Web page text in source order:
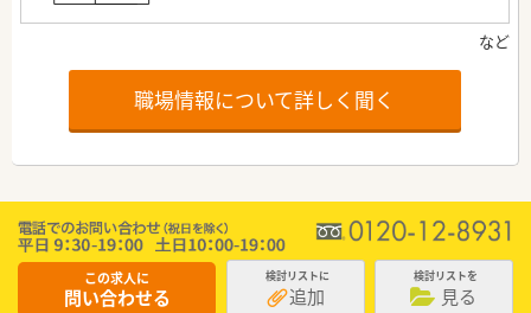
職場情報について詳しく聞く
この求人に
問い合わせる
検討リストに
追加
検討リストを
見る